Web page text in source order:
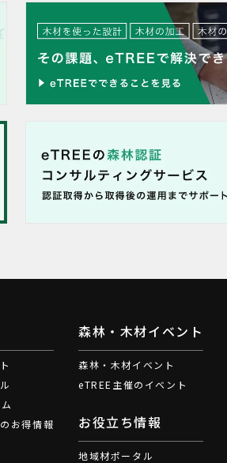
お得情報
森林・木材イベント
森林・木材イベント
eTREE主催のイベント
お役立ち情報
地域材ポータル